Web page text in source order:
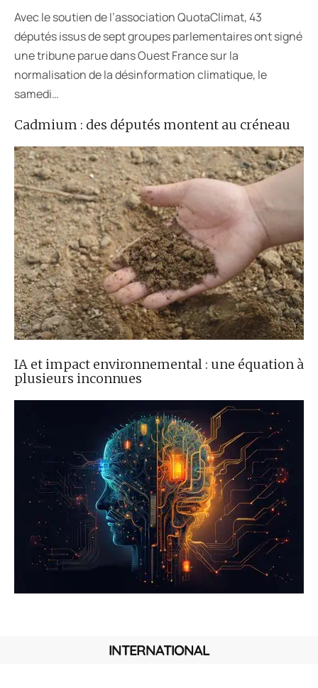
Cadmium : des députés montent au créneau
IA et impact environnemental : une équation à
plusieurs inconnues
Avec le soutien de l’association QuotaClimat, 43
députés issus de sept groupes parlementaires ont signé
une tribune parue dans Ouest France sur la
normalisation de la désinformation climatique, le
samedi…
INTERNATIONAL